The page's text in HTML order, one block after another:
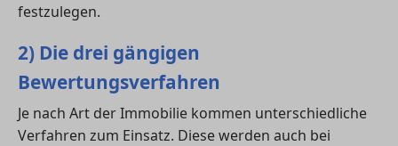
festzulegen.
2) Die drei gängigen
Bewertungsverfahren
Je nach Art der Immobilie kommen unterschiedliche
Verfahren zum Einsatz. Diese werden auch bei